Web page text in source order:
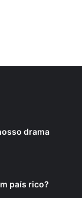
drama
país rico?